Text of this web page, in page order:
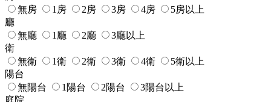
無房
1房 2房 3房 4房
5房以上
廳
無廳
1廳 2廳
3廳以上
衛
無衛
1衛 2衛 3衛 4衛
5衛以上
陽台
無陽台
1陽台 2陽台
3陽台以上